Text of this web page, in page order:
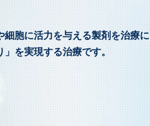
胞に活力を与える製剤を治療に
を実現する治療です。